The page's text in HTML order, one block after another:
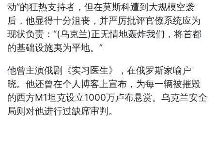
动”的狂热支持者，但在莫斯科遭到大规模空袭
后，他显得十分沮丧，并严厉批评官僚系统应为
现状负责：“(乌克兰)正无情地轰炸我们，将首都
的基础设施夷为平地。”
他曾主演俄剧《实习医生》，在俄罗斯家喻户
晓。他还曾在个人博客上宣布，为每一辆被摧毁
的西方M1坦克设立1000万卢布悬赏。乌克兰安全
局则对他进行过缺席审判。